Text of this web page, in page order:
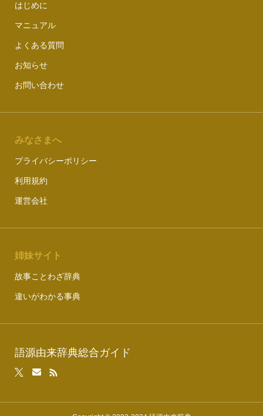
はじめに
マニュアル
よくある質問
お知らせ
お問い合わせ
みなさまへ
プライバシーポリシー
利用規約
運営会社
姉妹サイト
故事ことわざ辞典
違いがわかる事典
語源由来辞典総合ガイド